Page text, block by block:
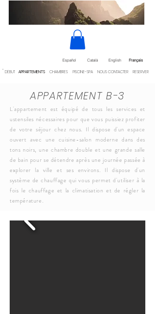
Español Català English Français
DÉBUT APPARTEMENTS CHAMBRES PISCINE-SPA NOUS CONTACTER RESERVER
APPARTEMENT B-3
L'appartement est équipé de tous les services et
ustensiles nécessaires pour que vous puissiez profiter
de votre séjour chez nous. Il dispose d'un espace
ouvert avec une cuisine-salon moderne dans des
tons noirs, une chambre double et une grande salle
de bain pour se détendre après une journée passée à
explorer la ville et ses environs. Il dispose d'un
système de chauffage qui vous permet d'utiliser à la
fois le chauffage et la climatisation et de régler la
température.